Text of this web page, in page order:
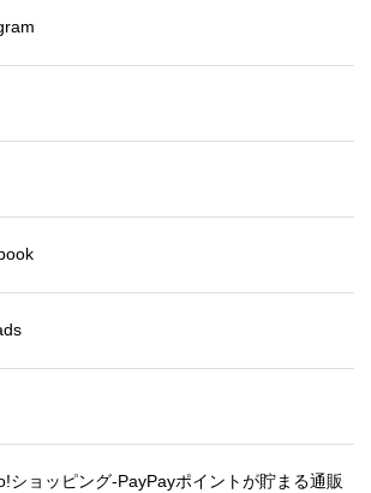
ショッピング-PayPayポイントが貯まる通販